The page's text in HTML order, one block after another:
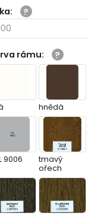
:
rámu:
hnědá
9006 tmavý
ořech